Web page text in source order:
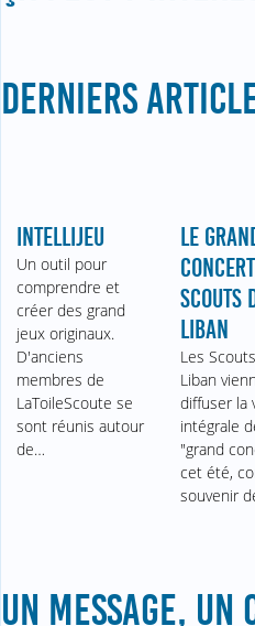
DERNIERS
INTELLIJEU
Un outil pour
comprendre et
créer des grand
jeux originaux.
D'anciens
membres de
LaToileScoute se
sont réunis autour
de…
LE
SCOUTS
LIBAN
Les
Liban
diffuser la
intégrale
"grand
cet été,
souvenir
UN MESSAGE, UN